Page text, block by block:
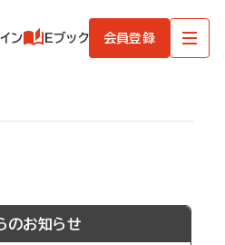
ン Eブック 会員登録
のお知らせ